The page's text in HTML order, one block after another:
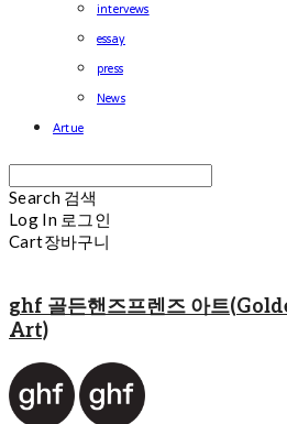
intervews
essay
press
News
Artue
Search 검색
Log In 로그인
Cart장바구니
ghf 골든핸즈프렌즈 아트
Art)